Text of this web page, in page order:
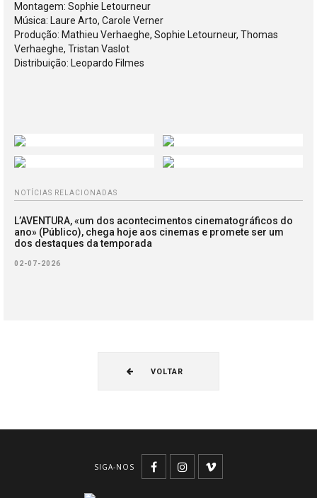
Montagem: Sophie Letourneur
Música: Laure Arto, Carole Verner
Produção: Mathieu Verhaeghe, Sophie Letourneur, Thomas
Verhaeghe, Tristan Vaslot
Distribuição: Leopardo Filmes
NOTÍCIAS RELACIONADAS
L’AVENTURA, «um dos acontecimentos cinematográficos do
ano» (Público), chega hoje aos cinemas e promete ser um
dos destaques da temporada
02-07-2026
VOLTAR
SIGA-NOS